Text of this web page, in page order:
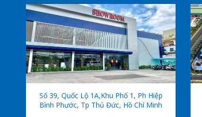
Số 39, Quốc Lộ 1A,khu Phố 1, Ph Hiệp
Bình Phước, Tp Thủ Đức, Hồ Chí Minh